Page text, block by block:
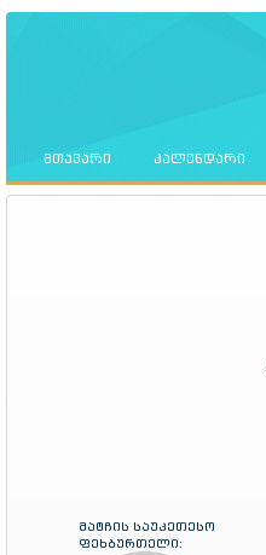
ᲛᲗᲐᲕᲐᲠᲘ ᲙᲐᲚᲔᲜᲓᲐᲠᲘ
მატჩის საუკეთესო
ფეხბურთელი: